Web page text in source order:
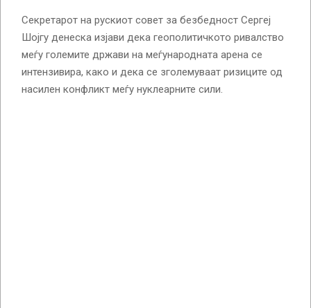
Секретарот на рускиот совет за безбедност Сергеј
Шојгу денеска изјави дека геополитичкото ривалство
меѓу големите држави на меѓународната арена се
интензивира, како и дека се зголемуваат ризиците од
насилен конфликт меѓу нуклеарните сили.